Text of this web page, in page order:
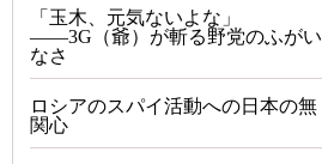
「玉木、元気ないよな」
――3G（爺）が斬る野党のふがい
なさ
ロシアのスパイ活動への日本の無
関心